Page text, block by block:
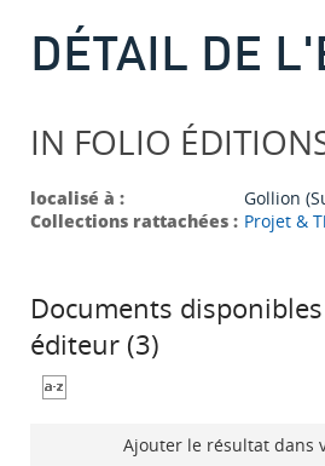
DÉTAIL DE
IN FOLIO
localisé à :
Gollion
Collections rattachées : Projet &
Documents
éditeur (3)
Ajouter le résultat dans